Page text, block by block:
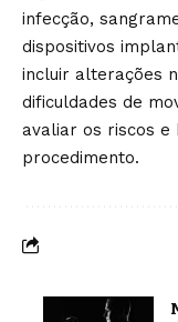
infecção,
dispositivos
incluir alterações
dificuldades de
avaliar os riscos e
procedimento.